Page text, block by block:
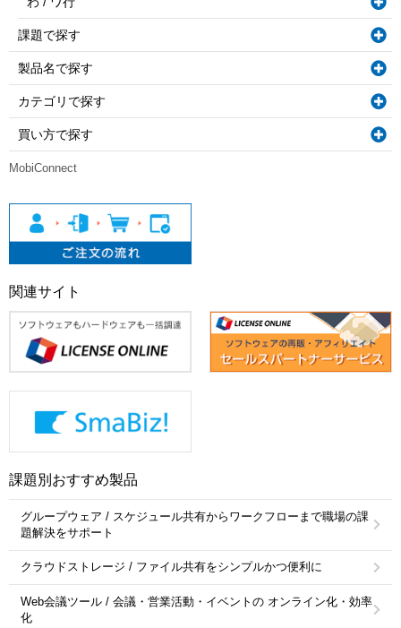
課題で探す
製品名で探す
カテゴリで探す
買い方で探す
MobiConnect
関連サイト
課題別おすすめ製品
グループウェア / スケジュール共有からワークフローまで職場の課
題解決をサポート
クラウドストレージ / ファイル共有をシンプルかつ便利に
Web会議ツール / 会議・営業活動・イベントの オンライン化・効率
化